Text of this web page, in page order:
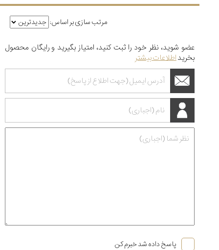
مرتب سازی بر اساس:
عضو شوید، نظر خود را ثبت کنید، امتیاز بگیرید و رایگان محصول
بخریداطلاعات بیشتر
پاسخ داده شد خبرم کن